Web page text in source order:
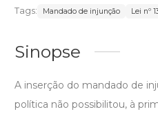
Tags: Mandado de injunção Lei nº
Sinopse
A inserção do mandado de
política não possibilitou, à